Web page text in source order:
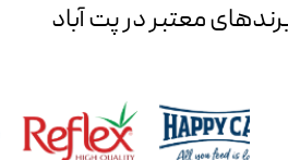
معتبر در پت آباد